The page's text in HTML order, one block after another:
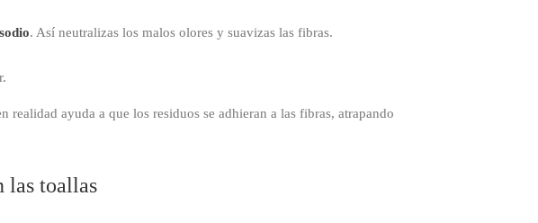
. Así neutralizas los malos olores y suavizas las fibras.
realidad ayuda a que los residuos se adhieran a las fibras, atrapando
las toallas